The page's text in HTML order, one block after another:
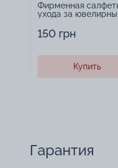
Фирменная
ухода за
150 грн
Купить
Гарантия